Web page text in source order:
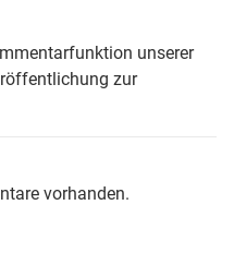
unserer
zur
vorhanden.